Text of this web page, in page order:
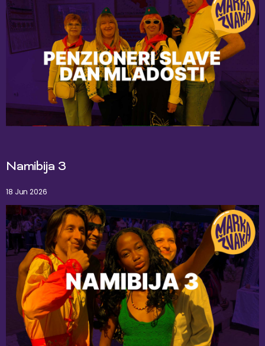
Namibija 3
18 Jun 2026